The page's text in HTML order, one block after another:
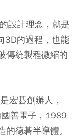
設計理念，就是
3D的過程，也能
傳統製程微縮的
宏碁創辦人，
善電子，1989
德碁半導體。